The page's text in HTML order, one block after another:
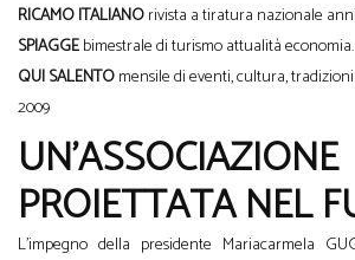
RICAMO ITALIANOrivista a tiratura nazionale
SPIAGGEbimestrale di turismo attualità
QUI SALENTOmensile di eventi, cultura,
2009
UN'ASSOCIAZIONE
PROIETTATA NEL
L’impegno della presidente Mariacarmela